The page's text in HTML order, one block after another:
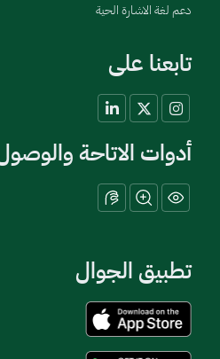
دعم لغة الاشارة الحية
تابعنا على
أدوات الاتاحة
تطبيق الجوال